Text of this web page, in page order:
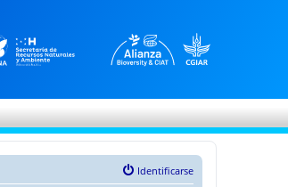
Identificarse